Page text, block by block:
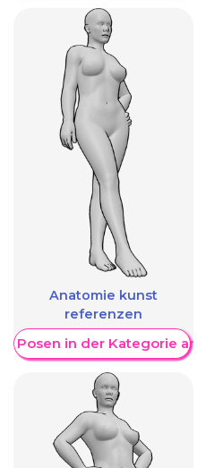
Anatomie kunst
referenzen
Posen in der Kategorie